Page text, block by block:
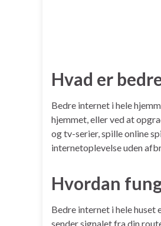
Hvad er
Bedre internet i hele
hjemmet, eller ved at
og tv-serier, spille online
internetoplevelse uden
Hvordan
Bedre internet i hele
sender signalet fra din